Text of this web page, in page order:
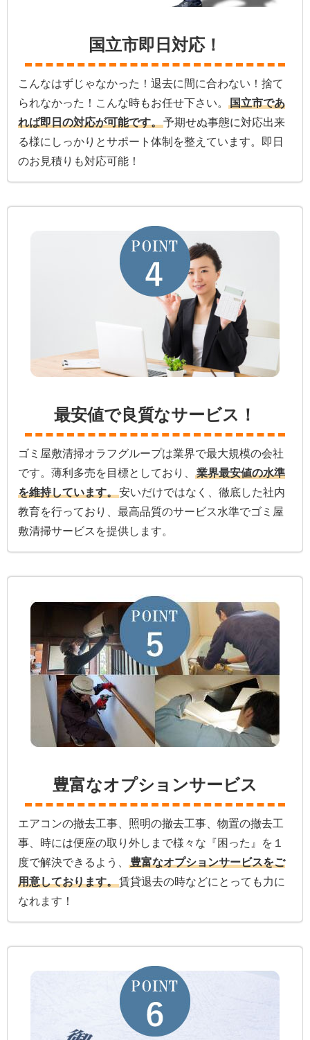
国立市即日対応！
こんなはずじゃなかった！退去に間に合わない！捨て
られなかった！こんな時もお任せ下さい。
国立市であ
れば即日の対応が可能です。予期せぬ事態に対応出来
る様にしっかりとサポート体制を整えています。即日
のお見積りも対応可能！
最安値で良質なサービス！
ゴミ屋敷清掃オラフグループは業界で最大規模の会社
です。薄利多売を目標としており、
業界最安値の水準
を維持しています。安いだけではなく、徹底した社内
教育を行っており、最高品質のサービス水準でゴミ屋
敷清掃サービスを提供します。
豊富なオプションサービス
エアコンの撤去工事、照明の撤去工事、物置の撤去工
事、時には便座の取り外しまで様々な『困った』を１
度で解決できるよう、
豊富なオプションサービスをご
用意しております。賃貸退去の時などにとっても力に
なれます！